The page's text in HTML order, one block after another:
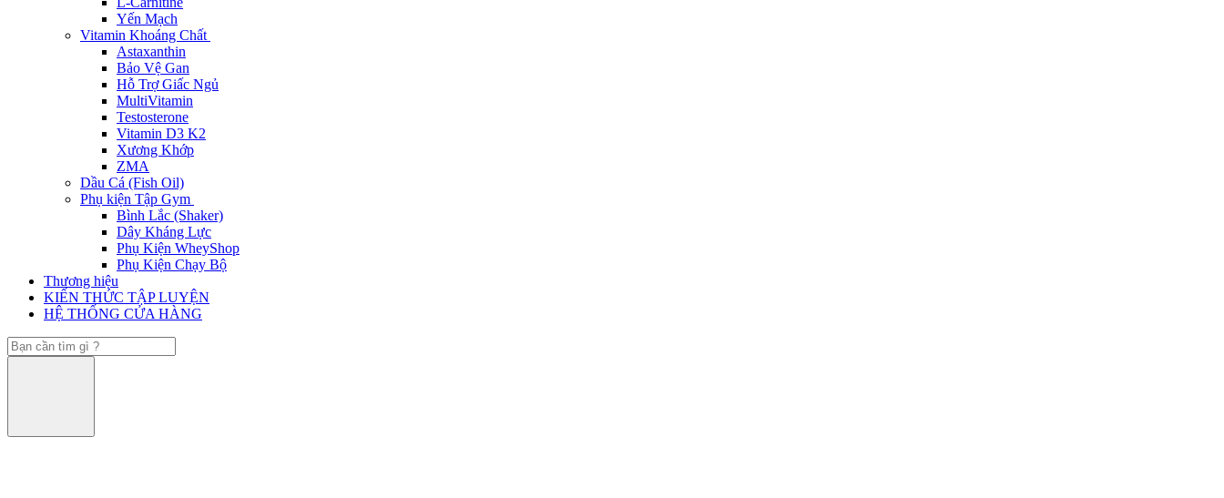
Yến Mạch
Vitamin Khoáng Chất
Astaxanthin
Bảo Vệ Gan
Hỗ Trợ Giấc Ngủ
MultiVitamin
Testosterone
Vitamin D3 K2
Xương Khớp
ZMA
Dầu Cá (Fish Oil)
Phụ kiện Tập Gym
Bình Lắc (Shaker)
Dây Kháng Lực
Phụ Kiện WheyShop
Phụ Kiện Chạy Bộ
Thương hiệu
KIẾN THỨC TẬP LUYỆN
HỆ THỐNG CỬA HÀNG